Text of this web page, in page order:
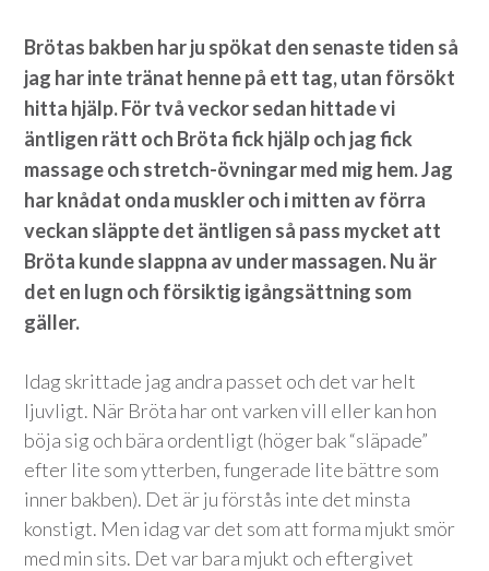
Brötas bakben har ju spökat den senaste tiden så
jag har inte tränat henne på ett tag, utan försökt
hitta hjälp. För två veckor sedan hittade vi
äntligen rätt och Bröta fick hjälp och jag fick
massage och stretch-övningar med mig hem. Jag
har knådat onda muskler och i mitten av förra
veckan släppte det äntligen så pass mycket att
Bröta kunde slappna av under massagen. Nu är
det en lugn och försiktig igångsättning som
gäller.
Idag skrittade jag andra passet och det var helt
ljuvligt. När Bröta har ont varken vill eller kan hon
böja sig och bära ordentligt (höger bak “släpade”
efter lite som ytterben, fungerade lite bättre som
inner bakben). Det är ju förstås inte det minsta
konstigt. Men idag var det som att forma mjukt smör
med min sits. Det var bara mjukt och eftergivet